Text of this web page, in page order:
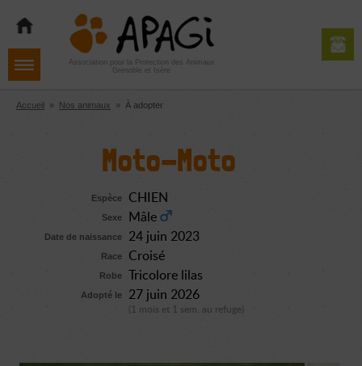
navigation
contenu
Aller
pied
de
Association pour la Protection des Animaux
Grenoble et Isère
Accueil » Nos animaux » À adopter
Moto-Moto
Espèce CHIEN
Sexe Mâle
Date de naissance 24 juin 2023
Race Croisé
Robe Tricolore lilas
Adopté le 27 juin 2026
(1 mois et 1 sem. au refuge)